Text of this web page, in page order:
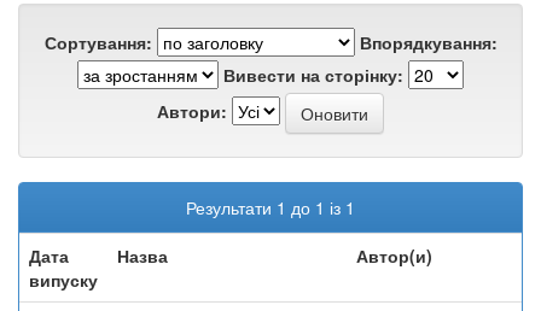
Сортування:
Впорядкування:
Вивести на сторінку:
Автори:
Результати 1 до 1 із 1
Дата
випуску
Назва Автор(и)